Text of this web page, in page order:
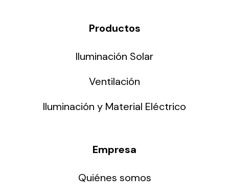
Productos
Iluminación Solar
Ventilación
Iluminación y Material Eléctrico
Empresa
Quiénes somos